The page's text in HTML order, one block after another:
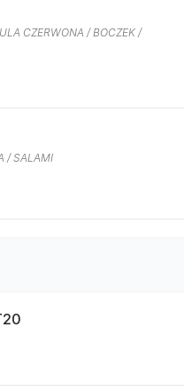
CZERWONA / BOCZEK /
/ SALAMI